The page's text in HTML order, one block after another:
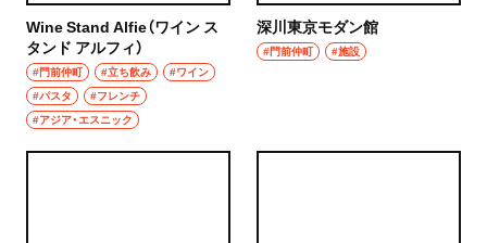
Wine Stand Alfie（ワイン ス
タンド アルフィ）
#門前仲町 #立ち飲み
#ワイン
#パスタ
#フレンチ
#アジア・エスニック
深川東京モダン館
#門前仲町 #施設